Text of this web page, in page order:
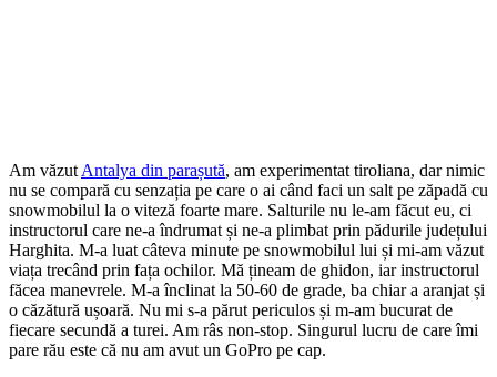
Am văzut Antalya din parașută, am experimentat tiroliana, dar nimic
nu se compară cu senzația pe care o ai când faci un salt pe zăpadă cu
snowmobilul la o viteză foarte mare. Salturile nu le-am făcut eu, ci
instructorul care ne-a îndrumat și ne-a plimbat prin pădurile județului
Harghita. M-a luat câteva minute pe snowmobilul lui și mi-am văzut
viața trecând prin fața ochilor. Mă țineam de ghidon, iar instructorul
făcea manevrele. M-a înclinat la 50-60 de grade, ba chiar a aranjat și
o căzătură ușoară. Nu mi s-a părut periculos și m-am bucurat de
fiecare secundă a turei. Am râs non-stop. Singurul lucru de care îmi
pare rău este că nu am avut un GoPro pe cap.